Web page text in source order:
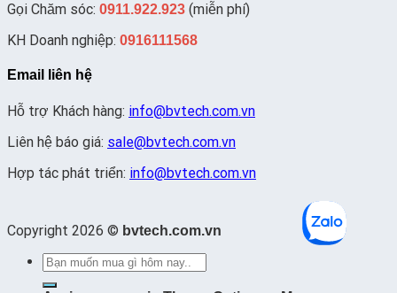
Gọi Chăm sóc: 0911.922.923 (miễn phí)
KH Doanh nghiệp: 0916111568
Email liên hệ
Hỗ trợ Khách hàng: info@bvtech.com.vn
Liên hệ báo giá: sale@bvtech.com.vn
Hợp tác phát triển: info@bvtech.com.vn
Copyright 2026 © bvtech.com.vn
Tìm
kiếm: